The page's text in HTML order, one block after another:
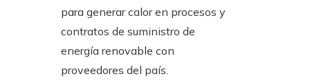
para generar calor en procesos y
contratos de suministro de
energía renovable con
proveedores del país.